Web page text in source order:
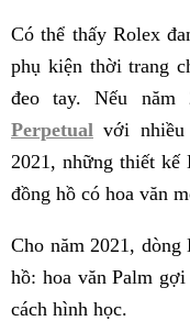
Có thể thấy Rolex
phụ kiện thời trang
đeo tay. Nếu năm
Perpetual với
2021, những thiết kế
đồng hồ có hoa văn
Cho năm 2021, dòng
hồ: hoa văn Palm
cách hình học.